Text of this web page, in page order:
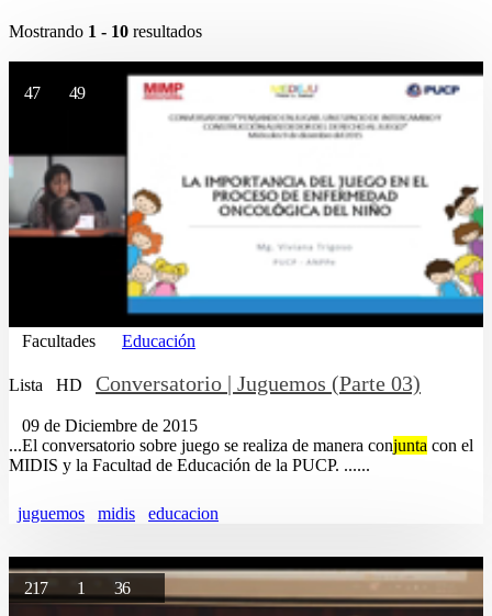
Mostrando 1 - 10 resultados
47 49
Facultades Educación
Lista HD Conversatorio | Juguemos (Parte 03)
09 de Diciembre de 2015
...El conversatorio sobre juego se realiza de manera conjunta con el
MIDIS y la Facultad de Educación de la PUCP. ......
juguemos midis educacion
217 1 36